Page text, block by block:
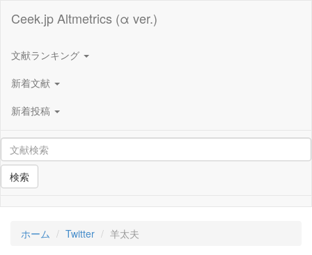
Ceek.jp Altmetrics (α ver.)
文献ランキング
新着文献
新着投稿
検索
ホーム Twitter 羊太夫